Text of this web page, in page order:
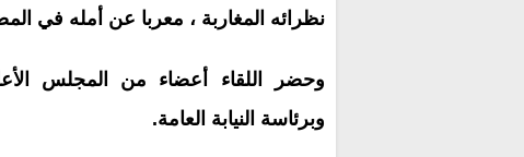
نظرائه المغاربة ، معربا عن أمله في
وحضر اللقاء أعضاء من المجلس
وبرئاسة النيابة العامة.